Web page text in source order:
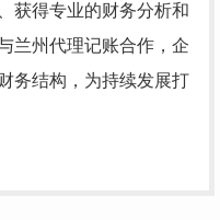
获得专业的财务分析和
兰州代理记账合作，企
务结构，为持续发展打